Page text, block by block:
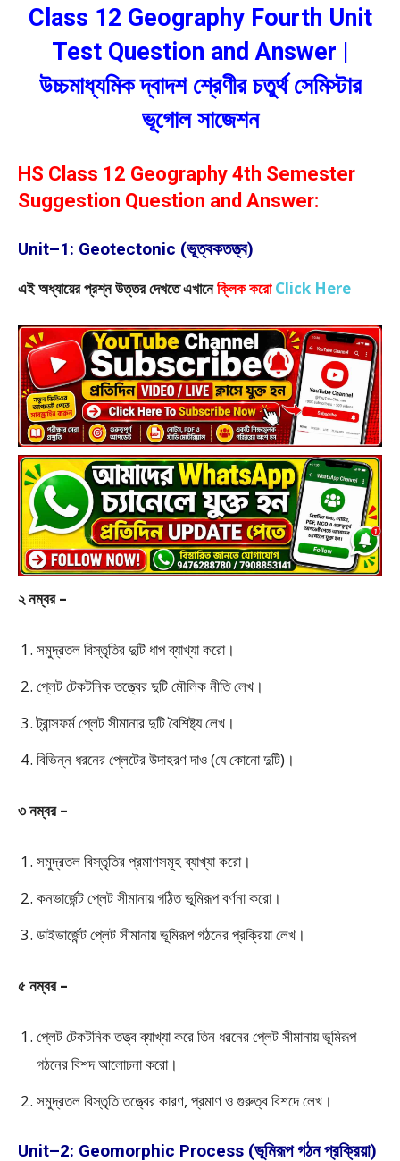
Class 12 Geography Fourth Unit
Test Question and Answer |
উচ্চমাধ্যমিক দ্বাদশ শ্রেণীর চতুর্থ সেমিস্টার
ভূগোল সাজেশন
HS Class 12 Geography 4th Semester
Suggestion Question and Answer:
Unit–1: Geotectonic (ভূত্বকতত্ত্ব)
এই অধ্যায়ের প্রশ্ন উত্তর দেখতে এখানেক্লিক করো Click Here
২ নম্বর –
সমুদ্রতল বিস্তৃতির দুটি ধাপ ব্যাখ্যা করো।
প্লেট টেকটনিক তত্ত্বের দুটি মৌলিক নীতি লেখ।
ট্রান্সফর্ম প্লেট সীমানার দুটি বৈশিষ্ট্য লেখ।
বিভিন্ন ধরনের প্লেটের উদাহরণ দাও (যে কোনো দুটি)।
৩ নম্বর –
সমুদ্রতল বিস্তৃতির প্রমাণসমূহ ব্যাখ্যা করো।
কনভার্জেন্ট প্লেট সীমানায় গঠিত ভূমিরূপ বর্ণনা করো।
ডাইভার্জেন্ট প্লেট সীমানায় ভূমিরূপ গঠনের প্রক্রিয়া লেখ।
৫ নম্বর –
প্লেট টেকটনিক তত্ত্ব ব্যাখ্যা করে তিন ধরনের প্লেট সীমানায় ভূমিরূপ
গঠনের বিশদ আলোচনা করো।
সমুদ্রতল বিস্তৃতি তত্ত্বের কারণ, প্রমাণ ও গুরুত্ব বিশদে লেখ।
Unit–2: Geomorphic Process (ভূমিরূপ গঠন প্রক্রিয়া)